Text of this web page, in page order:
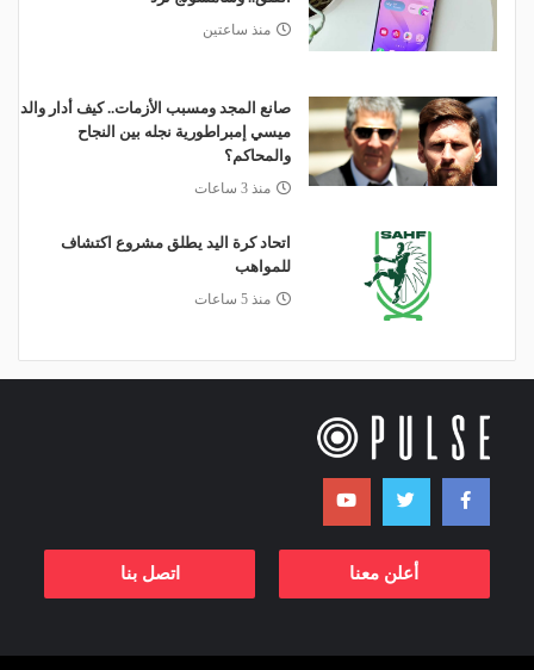
منذ ساعتين
صانع المجد ومسبب الأزمات.. كيف أدار والد
ميسي إمبراطورية نجله بين النجاح
والمحاكم؟
منذ 3 ساعات
اتحاد كرة اليد يطلق مشروع اكتشاف
للمواهب
منذ 5 ساعات
أعلن معنا اتصل بنا